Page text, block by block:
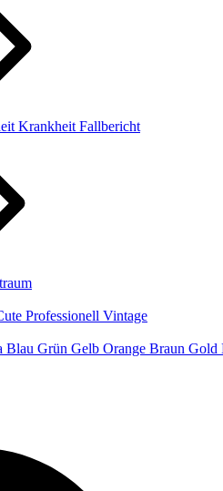
Krankheit Fallbericht
Professionell Vintage
Blau Grün Gelb Orange Braun Gold